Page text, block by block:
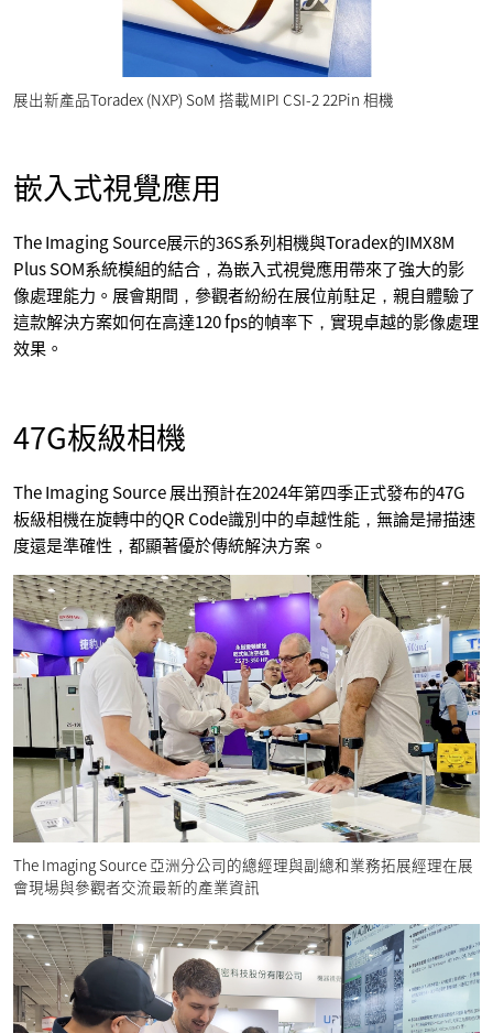
展出新產品Toradex (NXP) SoM 搭載MIPI CSI-2 22Pin 相機
嵌入式視覺應用
The Imaging Source展示的36S系列相機與Toradex的IMX8M
Plus SOM系統模組的結合，為嵌入式視覺應用帶來了強大的影
像處理能力。展會期間，參觀者紛紛在展位前駐足，親自體驗了
這款解決方案如何在高達120 fps的幀率下，實現卓越的影像處理
效果。
47G板級相機
The Imaging Source 展出預計在2024年第四季正式發布的47G
板級相機在旋轉中的QR Code識別中的卓越性能，無論是掃描速
度還是準確性，都顯著優於傳統解決方案。
The Imaging Source 亞洲分公司的總經理與副總和業務拓展經理在展
會現場與參觀者交流最新的產業資訊